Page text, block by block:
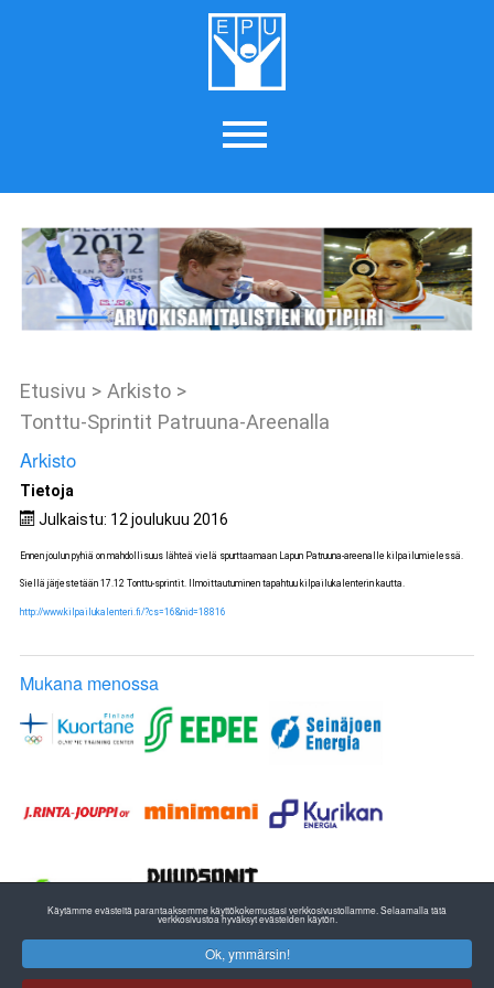
Etusivu > Arkisto >
Tonttu-Sprintit Patruuna-Areenalla
Arkisto
Tietoja
Julkaistu: 12 joulukuu 2016
Ennen joulun pyhiä on mahdollisuus lähteä vielä spurttaamaan Lapun Patruuna-areenalle kilpailumielessä.
Siellä järjestetään 17.12 Tonttu-sprintit. Ilmoittautuminen tapahtuu kilpailukalenterin kautta.
http://www.kilpailukalenteri.fi/?cs=16&nid=18816
Mukana menossa
Käytämme evästeitä parantaaksemme käyttökokemustasi verkkosivustollamme. Selaamalla tätä
verkkosivustoa hyväksyt evästeiden käytön.
Ok, ymmärsin!